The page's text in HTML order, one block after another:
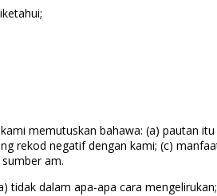
memutuskan bahawa: (a) pautan
rekod negatif dengan kami; (c)
am.
dalam apa-apa cara